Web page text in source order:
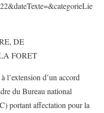
DE
FORET
l’extension d’un accord
du Bureau national
portant affectation pour la